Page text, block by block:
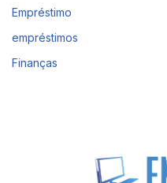
Empréstimo
empréstimos
Finanças